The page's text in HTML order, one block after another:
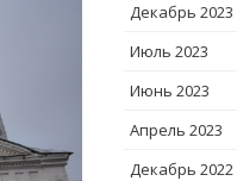
Декабрь 2023
Июль 2023
Июнь 2023
Апрель 2023
Декабрь 2022